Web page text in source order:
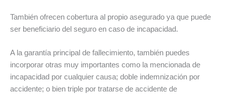
También ofrecen cobertura al propio asegurado ya que puede
ser beneficiario del seguro en caso de incapacidad.
A la garantía principal de fallecimiento, también puedes
incorporar otras muy importantes como la mencionada de
incapacidad por cualquier causa; doble indemnización por
accidente; o bien triple por tratarse de accidente de